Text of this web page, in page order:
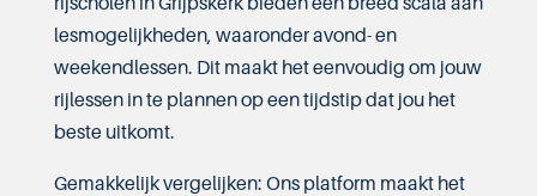
lesmogelijkheden, waaronder avond- en
weekendlessen. Dit maakt het eenvoudig om jouw
rijlessen in te plannen op een tijdstip dat jou het
beste uitkomt.
Gemakkelijk vergelijken: Ons platform maakt het